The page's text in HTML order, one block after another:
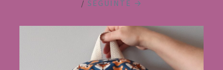
/ SEGUINTE →